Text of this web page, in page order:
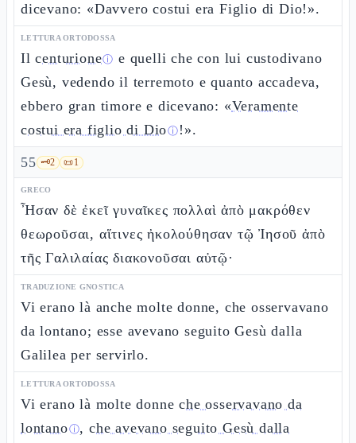
dicevano: «Davvero costui era Figlio di Dio!».
LETTURA ORTODOSSA
Ilcenturioneⓘ e quelli che con lui custodivano
Gesù, vedendo il terremoto e quanto accadeva,
ebbero gran timore e dicevano: «Veramente
costui era figlio di Dioⓘ !».
55 🗝️2 📜1
GRECO
Ἦσαν δὲ ἐκεῖ γυναῖκες πολλαὶ ἀπὸ μακρόθεν
θεωροῦσαι, αἵτινες ἠκολούθησαν τῷ Ἰησοῦ ἀπὸ
τῆς Γαλιλαίας διακονοῦσαι αὐτῷ·
TRADUZIONE GNOSTICA
Vi erano là anche molte donne, che osservavano
da lontano; esse avevano seguito Gesù dalla
Galilea per servirlo.
LETTURA ORTODOSSA
Vi erano là molte donneche osservavano da
lontanoⓘ,che avevano seguito Gesù dalla